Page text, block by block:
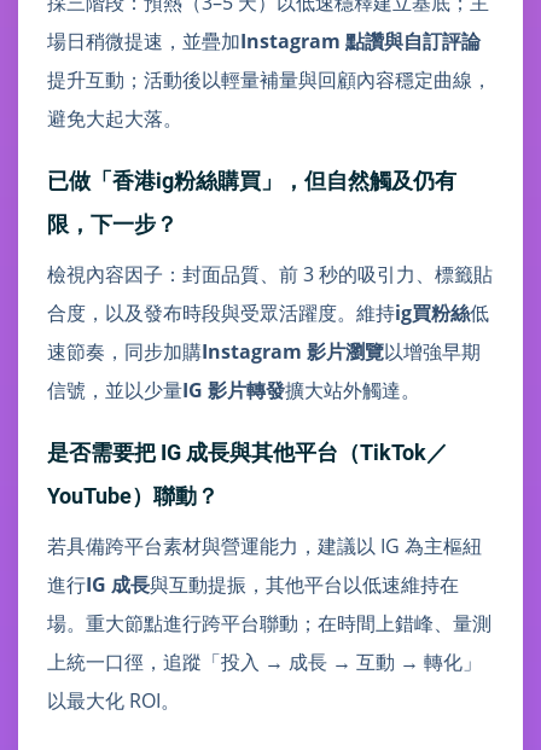
場日稍微提速，並疊加Instagram 點讚與自訂評論
提升互動；活動後以輕量補量與回顧內容穩定曲線，
避免大起大落。
已做「香港ig粉絲購買」，但自然觸及仍有
限，下一步？
檢視內容因子：封面品質、前 3 秒的吸引力、標籤貼
合度，以及發布時段與受眾活躍度。維持ig買粉絲低
速節奏，同步加購Instagram 影片瀏覽以增強早期
信號，並以少量IG 影片轉發擴大站外觸達。
是否需要把 IG 成長與其他平台（TikTok／
YouTube）聯動？
若具備跨平台素材與營運能力，建議以 IG 為主樞紐
進行IG 成長與互動提振，其他平台以低速維持在
場。重大節點進行跨平台聯動；在時間上錯峰、量測
上統一口徑，追蹤「投入 → 成長 → 互動 → 轉化」
以最大化 ROI。